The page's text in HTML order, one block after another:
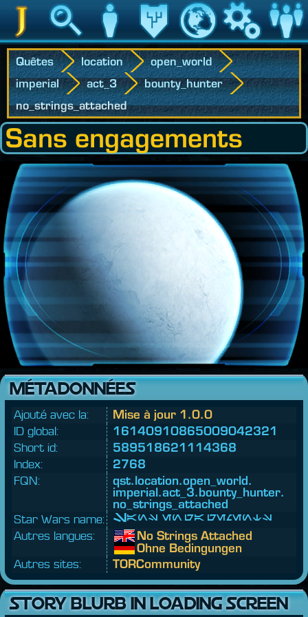
Jedipedia RecherchePersonnageHéritage Monde Jeu
Quêtes location
open_world
imperial
act_3
bounty_hunter
no_strings_attached
Sans engagements
MÉTADONNÉES
Ajouté avec la:
Mise à jour 1.0.0
ID global:
16140910865009042321
Short id:
589518621114368
Index:
2768
FQN:
qst.location.open_world.
imperial.act_3.bounty_hunter.
no_strings_attached
Star Wars name:
Sans engagements
Autres langues:
No Strings Attached
Ohne Bedingungen
Autres sites:
TORCommunity
STORY BLURB IN LOADING SCREEN